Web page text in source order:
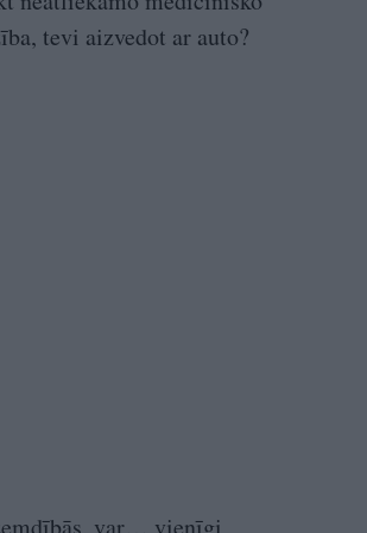
tevi aizvedot ar auto?
var… vienīgi